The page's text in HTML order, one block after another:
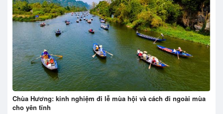
Chùa Hương: kinh nghiệm đi lễ mùa hội và cách đi ngoài mùa
cho yên tĩnh